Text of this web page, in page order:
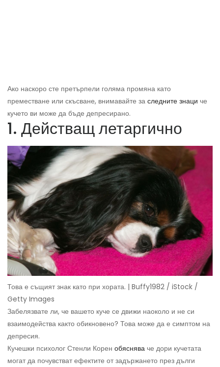
Ако наскоро сте претърпели голяма промяна като
преместване или скъсване, внимавайте за следните знаци че
кучето ви може да бъде депресирано.
1. Действащ летаргично
Това е същият знак като при хората. | Buffy1982 / iStock /
Getty Images
Забелязвате ли, че вашето куче се движи наоколо и не си
взаимодейства както обикновено? Това може да е симптом на
депресия.
Кучешки психолог Стенли Корен обяснява че дори кучетата
могат да почувстват ефектите от задържането през дълги